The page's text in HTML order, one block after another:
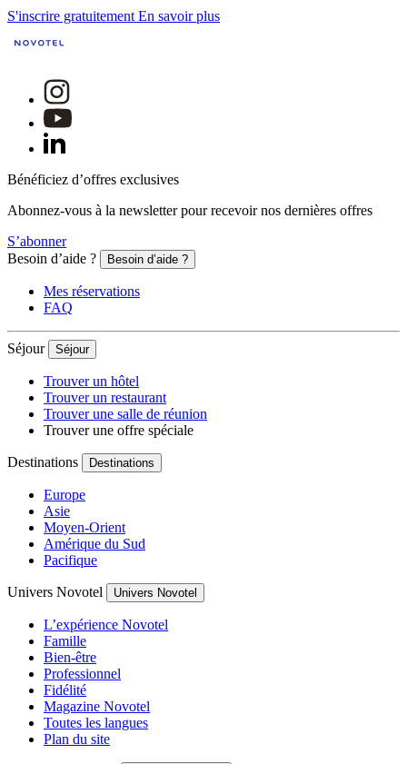
S'inscrire gratuitement En savoir plus
Bénéficiez d’offres exclusives
Abonnez-vous à la newsletter pour recevoir nos dernières offres
S’abonner
Besoin d’aide ?
Besoin d’aide ?
Mes réservations
FAQ
Séjour Séjour
Trouver un hôtel
Trouver un restaurant
Trouver une salle de réunion
Trouver une offre spéciale
Destinations Destinations
Europe
Asie
Moyen-Orient
Amérique du Sud
Pacifique
Univers Novotel Univers Novotel
L’expérience Novotel
Famille
Bien-être
Professionnel
Fidélité
Magazine Novotel
Toutes les langues
Plan du site